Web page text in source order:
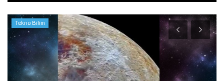
Tekno Bilim